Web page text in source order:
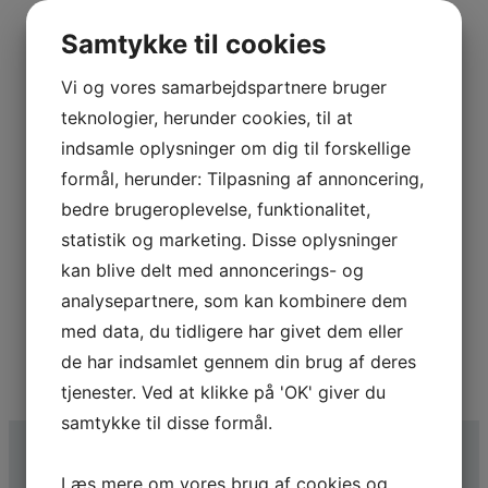
Vi satser vi på det gode og langvarige samarbejde med
vores kunder, med alle de fordele, det indebærer.
Vi ved, hvad vi snakker om
Vi går ikke på kompromis med kvaliteten eller materialer
og søger for at tilpasse materialerne til den
pågældende arbejdsopgave.​
Samtykke til cookies
Vi og vores samarbejdspartnere bruger
teknologier, herunder cookies, til at
indsamle oplysninger om dig til forskellige
formål, herunder: Tilpasning af annoncering,
bedre brugeroplevelse, funktionalitet,
statistik og marketing. Disse oplysninger
kan blive delt med annoncerings- og
analysepartnere, som kan kombinere dem
med data, du tidligere har givet dem eller
de har indsamlet gennem din brug af deres
tjenester. Ved at klikke på 'OK' giver du
samtykke til disse formål.
Læs mere om vores brug af cookies og